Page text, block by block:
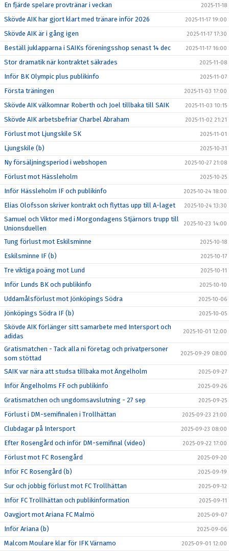
En fjärde spelare provtränar i veckan 2025-11-18
Skövde AIK har gjort klart med tränare inför 2026 2025-11-17 19:00
Skövde AIK är i gång igen 2025-11-17 17:30
Beställ juklapparna i SAIKs föreningsshop senast 14 dec 2025-11-17 16:00
Stor dramatik när kontraktet säkrades 2025-11-08
Inför BK Olympic plus publikinfo 2025-11-07
Första träningen 2025-11-03 17:00
Skövde AIK välkomnar Roberth och Joel tillbaka till SAIK 2025-11-03 10:15
Skövde AIK arbetsbefriar Charbel Abraham 2025-11-02 21:21
Förlust mot Ljungskile SK 2025-11-01
Ljungskile (b) 2025-10-31
Ny försäljningsperiod i webshopen 2025-10-27 21:08
Förlust mot Hässleholm 2025-10-25
Inför Hässleholm IF och publikinfo 2025-10-24 18:00
Elias Olofsson skriver kontrakt och flyttas upp till A-laget 2025-10-24 13:30
Samuel och Viktor med i Morgondagens Stjärnors trupp till
Unionsduellen
2025-10-23 14:00
Tung förlust mot Eskilsminne 2025-10-18
Eskilsminne IF (b) 2025-10-17
Tre viktiga poäng mot Lund 2025-10-11
Inför Lunds BK och publikinfo 2025-10-10
Uddamålsförlust mot Jönköpings Södra 2025-10-06
Jönköpings Södra IF (b) 2025-10-05
Skövde AIK förlänger sitt samarbete med Intersport och
adidas
2025-10-01 12:00
Gratismatchen - Tack alla ni företag och privatpersoner
som stöttad
2025-09-29 08:00
SAIK var nära att studsa tillbaka mot Ängelholm 2025-09-27
Inför Ängelholms FF och publikinfo 2025-09-26
Gratismatchen och ungdomsavslutning - 27 sep 2025-09-25
Förlust i DM-semifinalen i Trollhättan 2025-09-23 21:00
Clubdagar på Intersport 2025-09-23 08:00
Efter Rosengård och inför DM-semifinal (video) 2025-09-22 17:00
Förlust mot FC Rosengård 2025-09-20
Inför FC Rosengård (b) 2025-09-19
Sur och jobbig förlust mot FC Trollhättan 2025-09-12
Inför FC Trollhättan och publikinformation 2025-09-11
Oavgjort mot Ariana FC Malmö 2025-09-07
Inför Ariana (b) 2025-09-06
Malcom Moulare klar för IFK Värnamo 2025-09-01 12:00